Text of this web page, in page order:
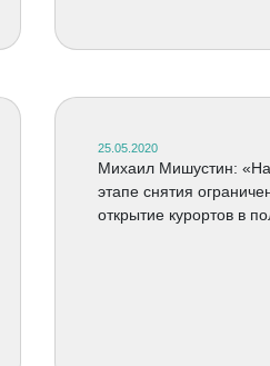
25.05.2020
Михаил Мишустин:
этапе снятия
открытие курортов в